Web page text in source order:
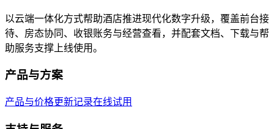
以云端一体化方式帮助酒店推进现代化数字升级，覆盖前台接
待、房态协同、收银账务与经营查看，并配套文档、下载与帮
助服务支撑上线使用。
产品与方案
产品与价格更新记录在线试用